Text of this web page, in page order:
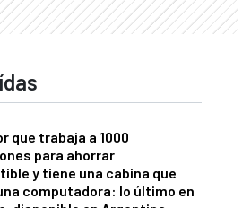
que trabaja a 1000
para ahorrar
y tiene una cabina que
computadora: lo último en